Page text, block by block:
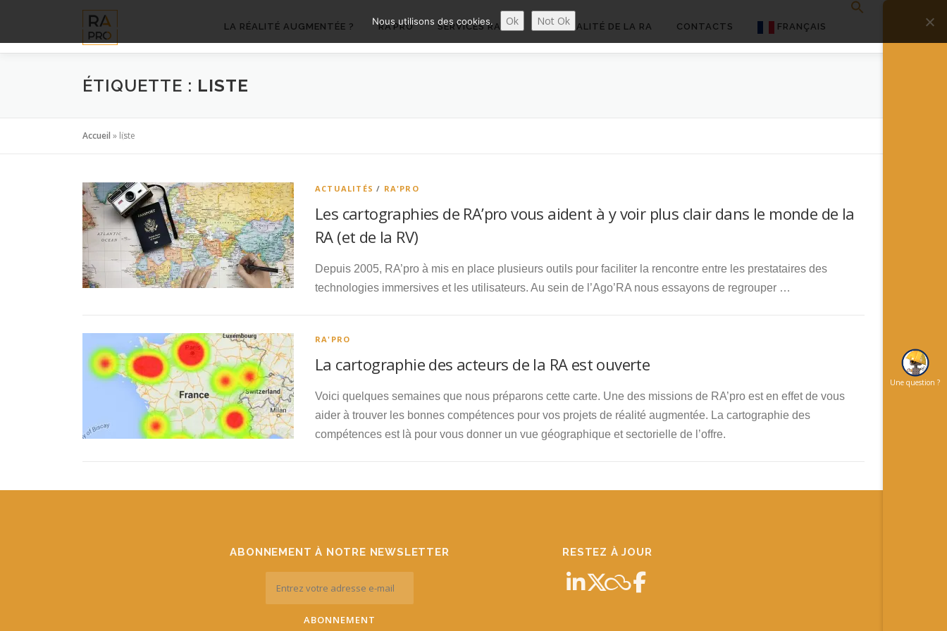
contenu
LA RÉALITÉ AUGMENTÉE ? RA’PRO SERVICES RA’PRO ACTUALITÉ DE LA RA CONTACTS FRANÇAIS
Español
ÉTIQUETTE : LISTE
Accueil » liste
ACTUALITÉS / RA'PRO
Les cartographies de RA’pro vous aident à y voir plus clair dans le monde de la
RA (et de la RV)
Depuis 2005, RA’pro à mis en place plusieurs outils pour faciliter la rencontre entre les prestataires des
technologies immersives et les utilisateurs. Au sein de l’Ago’RA nous essayons de regrouper …
RA'PRO
La cartographie des acteurs de la RA est ouverte
Voici quelques semaines que nous préparons cette carte. Une des missions de RA’pro est en effet de vous
aider à trouver les bonnes compétences pour vos projets de réalité augmentée. La cartographie des
compétences est là pour vous donner un vue géographique et sectorielle de l’offre.
ABONNEMENT À NOTRE NEWSLETTER RESTEZ À JOUR
Une question ?
Nous utilisons des cookies. Ok Not Ok